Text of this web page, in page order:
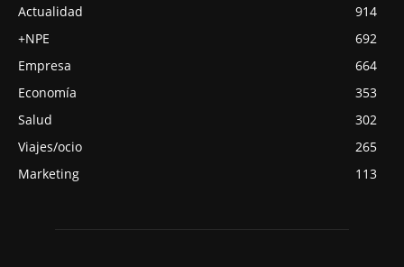
Actualidad
914
+NPE
692
Empresa
664
Economía
353
Salud
302
Viajes/ocio
265
Marketing
113